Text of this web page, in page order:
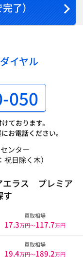
了）
イヤル
050
ております。
お電話ください。
ンター
祝日除く木）
エラス プレミア
す
買取相場
17.3万円〜117.7万円
買取相場
19.4万円〜189.2万円